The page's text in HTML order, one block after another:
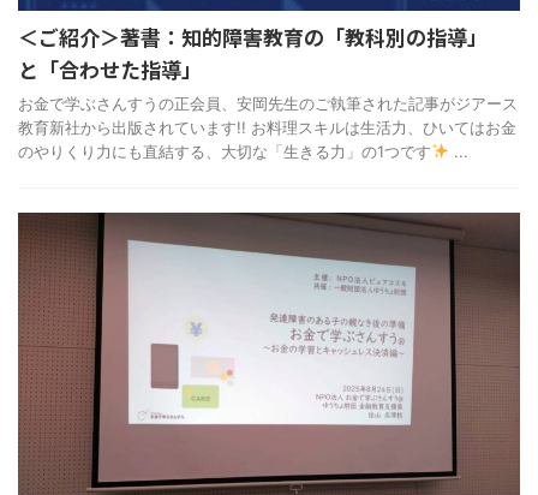
＜ご紹介＞著書：知的障害教育の「教科別の指導」
と「合わせた指導」
お金で学ぶさんすうの正会員、安岡先生のご執筆された記事がジアース
教育新社から出版されています!! お料理スキルは生活力、ひいてはお金
のやりくり力にも直結する、大切な「生きる力」の1つです
...